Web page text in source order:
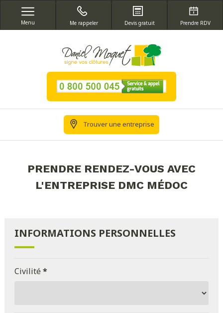
Menu Me rappeler Devis gratuit Prendre RDV
Trouver une entreprise
PRENDRE RENDEZ-VOUS AVEC
L'ENTREPRISE DMC MÉDOC
INFORMATIONS PERSONNELLES
Civilité*